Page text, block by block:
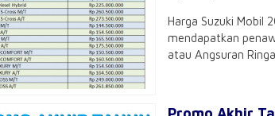
Harga Suzuki Mobil
mendapatkan
atau Angsuran